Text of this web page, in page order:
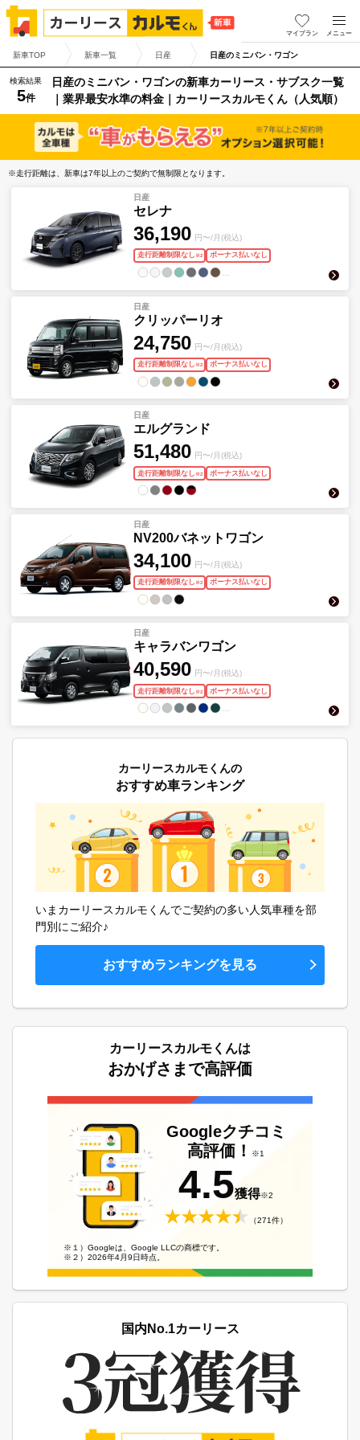
マイプラン メニュー
新車TOP 新車一覧 日産 日産のミニバン・ワゴン
検索結果
5件
日産のミニバン・ワゴンの新車カーリース・サブスク一覧
｜業界最安水準の料金｜カーリースカルモくん（人気順）
※走行距離は、新車は7年以上のご契約で無制限となります。
日産
セレナ
36,190 円〜/月(税込)
走行距離制限なし ※2 ボーナス払いなし
…
日産
クリッパーリオ
24,750 円〜/月(税込)
走行距離制限なし ※2 ボーナス払いなし
日産
エルグランド
51,480 円〜/月(税込)
走行距離制限なし ※2 ボーナス払いなし
日産
NV200バネットワゴン
34,100 円〜/月(税込)
走行距離制限なし ※2 ボーナス払いなし
日産
キャラバンワゴン
40,590 円〜/月(税込)
走行距離制限なし ※2 ボーナス払いなし
…
カーリースカルモくんの
おすすめ車ランキング
いまカーリースカルモくんでご契約の多い人気車種を部
門別にご紹介♪
おすすめランキングを見る
カーリースカルモくんは
おかげさまで高評価
Googleクチコミ
高評価！
※1
4.5獲得※2
（271件）
※１）Googleは、Google LLCの商標です。
※２）2026年4月9日時点。
国内No.1カーリース